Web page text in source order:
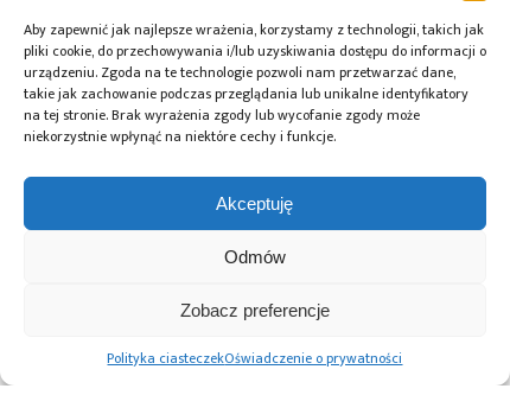
Aby zapewnić jak najlepsze wrażenia, korzystamy z technologii, takich jak
pliki cookie, do przechowywania i/lub uzyskiwania dostępu do informacji o
urządzeniu. Zgoda na te technologie pozwoli nam przetwarzać dane,
takie jak zachowanie podczas przeglądania lub unikalne identyfikatory
na tej stronie. Brak wyrażenia zgody lub wycofanie zgody może
niekorzystnie wpłynąć na niektóre cechy i funkcje.
Akceptuję
Odmów
Zobacz preferencje
Polityka ciasteczekOświadczenie o prywatności
Przeczytaj również:
ELECTRIC
ICEYE pozyskuje
pierwszą
inwestycję
Scaleup Europe
Europejskiej
ITECH rozpoczyna
Azjatyckim